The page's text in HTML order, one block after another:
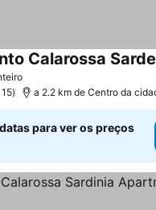
Calarossa
15 a 2.2 km de Centro da
para ver os preços